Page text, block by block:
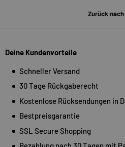
Zurück
Deine Kundenvorteile
Schneller Versand
30 Tage Rückgaberecht
Kostenlose Rücksendungen in
Bestpreisgarantie
SSL Secure Shopping